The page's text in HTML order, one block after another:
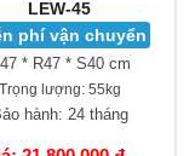
LEW-45
phí vận chuyển
* R47 * S40 cm
Trọng lượng:55kg
hành: 24 tháng